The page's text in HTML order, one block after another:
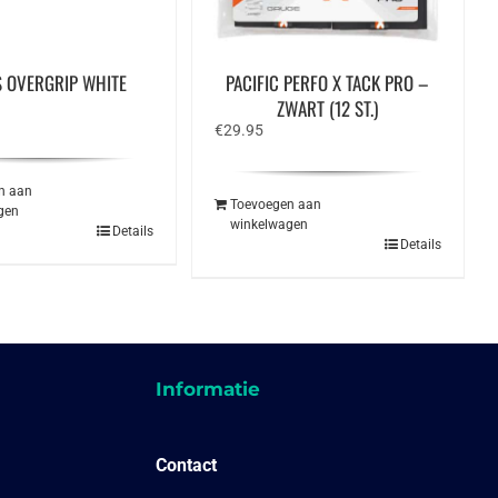
OVERGRIP WHITE
aan
Details
PACIFIC PERFO X TACK PRO –
ZWART (12 ST.)
€29.95
Toevoegen aan
winkelwagen
Details
Informatie
Contact